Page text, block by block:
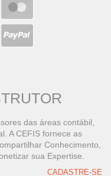
das áreas contábil,
A CEFIS fornece as
Conhecimento,
sua Expertise.
CADASTRE-SE